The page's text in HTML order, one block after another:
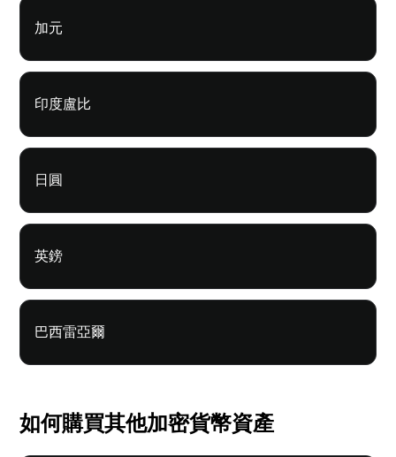
加元
印度盧比
日圓
英鎊
巴西雷亞爾
如何購買其他加密貨幣資產